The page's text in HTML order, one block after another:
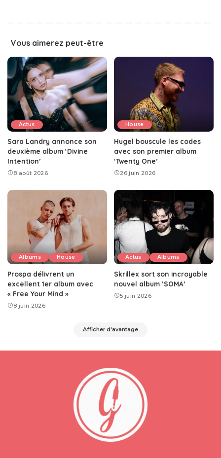
Vous aimerez peut-être
Actus
Sara Landry annonce son
deuxième album ‘Divine
Intention’
8 août 2026
House
Hugel bouscule les codes
avec son premier album
‘Twenty One’
26 juin 2026
Albums House
Prospa délivrent un
excellent 1er album avec
« Free Your Mind »
8 juin 2026
Actus Albums
Skrillex sort son incroyable
nouvel album ‘SOMA’
5 juin 2026
Afficher d'avantage